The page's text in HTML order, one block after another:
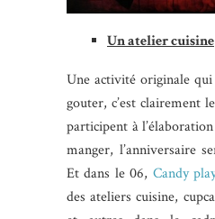
Un atelier cuisine
Une activité originale
gouter, c’est clairement
participent à
manger, l’anniversaire
Et dans le 06, Candy
des ateliers cuisine,